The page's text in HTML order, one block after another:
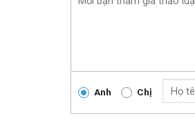
Anh Chị